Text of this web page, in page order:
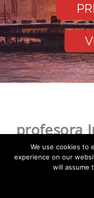
profesora
We use cookies to
experience on our
will assume